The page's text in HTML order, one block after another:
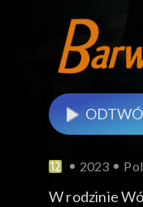
2023
W rodzinie